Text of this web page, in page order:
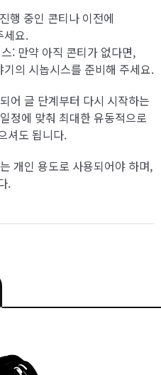
행 중인 콘티나 이전에
세요.
: 만약 아직 콘티가 없다면,
의 시놉시스를 준비해 주세요.
어 글 단계부터 다시 시작하는
정에 맞춰 최대한 유동적으로
셔도 됩니다.
개인 용도로 사용되어야 하며,
.